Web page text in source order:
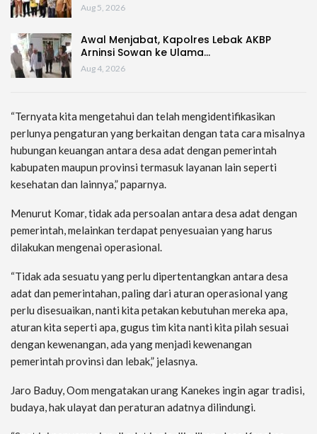
Aug 5, 2026
Awal Menjabat, Kapolres Lebak AKBP
Arninsi Sowan ke Ulama…
Aug 4, 2026
“Ternyata kita mengetahui dan telah mengidentifikasikan
perlunya pengaturan yang berkaitan dengan tata cara misalnya
hubungan keuangan antara desa adat dengan pemerintah
kabupaten maupun provinsi termasuk layanan lain seperti
kesehatan dan lainnya,” paparnya.
Menurut Komar, tidak ada persoalan antara desa adat dengan
pemerintah, melainkan terdapat penyesuaian yang harus
dilakukan mengenai operasional.
“Tidak ada sesuatu yang perlu dipertentangkan antara desa
adat dan pemerintahan, paling dari aturan operasional yang
perlu disesuaikan, nanti kita petakan kebutuhan mereka apa,
aturan kita seperti apa, gugus tim kita nanti kita pilah sesuai
dengan kewenangan, ada yang menjadi kewenangan
pemerintah provinsi dan lebak,” jelasnya.
Jaro Baduy, Oom mengatakan urang Kanekes ingin agar tradisi,
budaya, hak ulayat dan peraturan adatnya dilindungi.